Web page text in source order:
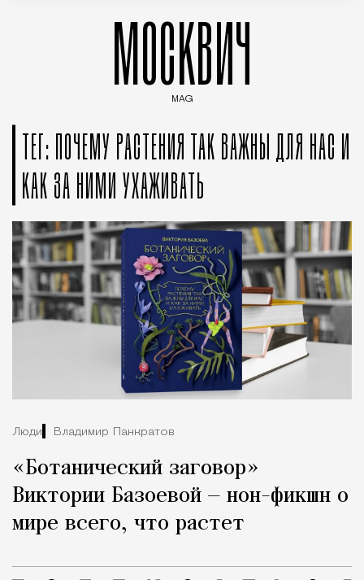
МОСКВИЧ
MAG
ТЕГ: ПОЧЕМУ РАСТЕНИЯ ТАК ВАЖНЫ ДЛЯ НАС И
КАК ЗА НИМИ УХАЖИВАТЬ
Люди Владимир Панкратов
«Ботанический заговор»
Виктории Базоевой — нон-фикшн о
мире всего, что растет